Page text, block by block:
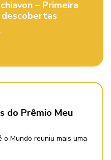
– Primeira
descobertas
do Prêmio Meu
o Mundo reuniu mais uma